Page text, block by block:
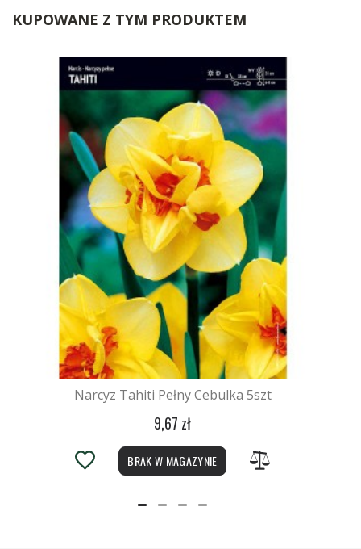
KUPOWANE Z TYM PRODUKTEM
Narcyz Tahiti Pełny Cebulka 5szt
9,67 zł
BRAK W MAGAZYNIE